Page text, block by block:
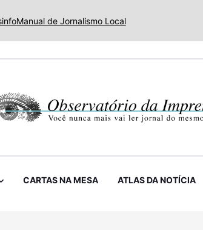
Manual de Jornalismo Local
CARTAS NA MESA ATLAS DA NOTÍCIA